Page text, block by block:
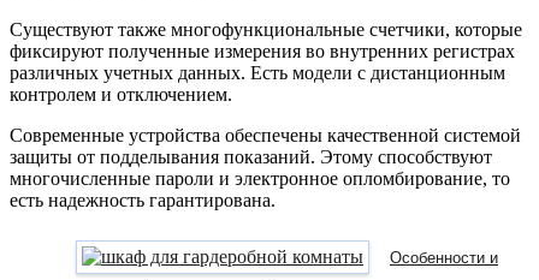
Существуют также многофункциональные счетчики, которые
фиксируют полученные измерения во внутренних регистрах
различных учетных данных. Есть модели с дистанционным
контролем и отключением.
Современные устройства обеспечены качественной системой
защиты от подделывания показаний. Этому способствуют
многочисленные пароли и электронное опломбирование, то
есть надежность гарантирована.
Особенности и